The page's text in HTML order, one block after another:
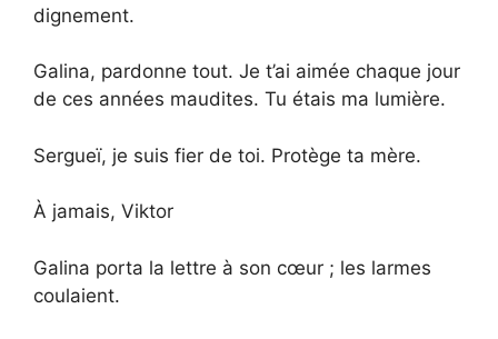
dignement.
Galina, pardonne tout. Je t’ai aimée chaque jour
de ces années maudites. Tu étais ma lumière.
Sergueï, je suis fier de toi. Protège ta mère.
À jamais, Viktor
Galina porta la lettre à son cœur ; les larmes
coulaient.